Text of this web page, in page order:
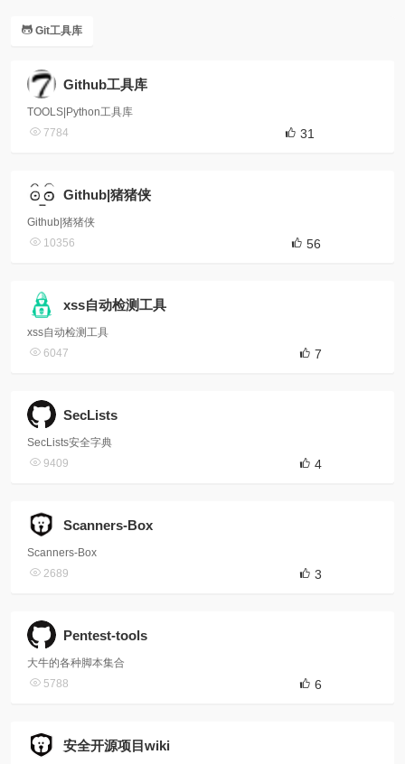
Git工具库
Github工具库
TOOLS|Python工具库
7784
31
Github|猪猪侠
Github|猪猪侠
10356
56
xss自动检测工具
xss自动检测工具
6047
7
SecLists
SecLists安全字典
9409
4
Scanners-Box
Scanners-Box
2689
3
Pentest-tools
大牛的各种脚本集合
5788
6
安全开源项目wiki